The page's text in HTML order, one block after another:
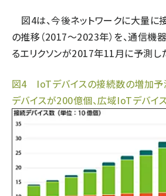
ngn (285)
大串 (226)
aitras (192)
タンデム (154)
図4は、今後ネットワークに大量に
の推移（2017〜2023年）を、通信機
るエリクソンが2017年11月に予測し
図4 IoTデバイスの接続数の増加予
デバイスが200億個、広域IoTデバイ